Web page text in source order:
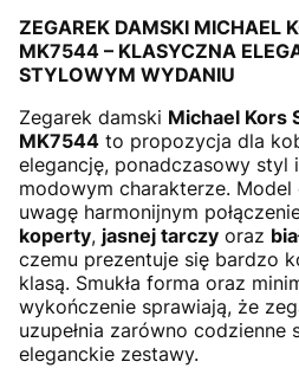
ZEGAREK DAMSKI MICHAEL
MK7544 – KLASYCZNA
STYLOWYM WYDANIU
Zegarek damski Michael Kors
MK7544 to propozycja dla
elegancję, ponadczasowy styl
modowym charakterze.
uwagę harmonijnym
koperty, jasnej tarczy oraz
czemu prezentuje się bardzo
klasą. Smukła forma oraz
wykończenie sprawiają, że
uzupełnia zarówno
eleganckie zestawy.